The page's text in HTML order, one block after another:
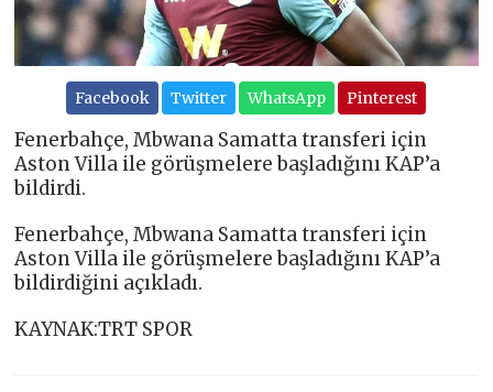
Facebook Twitter WhatsApp Pinterest
Fenerbahçe, Mbwana Samatta transferi için
Aston Villa ile görüşmelere başladığını KAP’a
bildirdi.
Fenerbahçe, Mbwana Samatta transferi için
Aston Villa ile görüşmelere başladığını KAP’a
bildirdiğini açıkladı.
KAYNAK:TRT SPOR